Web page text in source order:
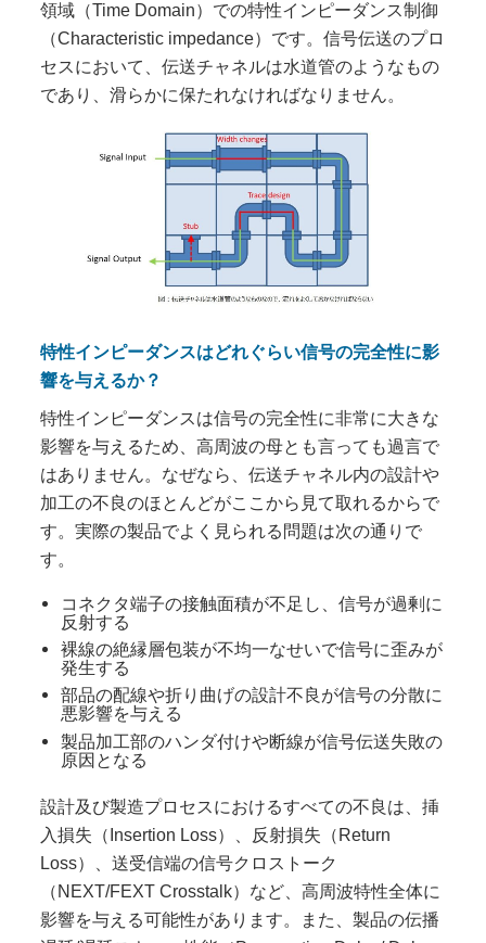
領域（Time Domain）での特性インピーダンス制御
（Characteristic impedance）です。信号伝送のプロ
セスにおいて、伝送チャネルは水道管のようなもの
であり、滑らかに保たれなければなりません。
特性インピーダンスはどれぐらい信号の完全性に影
響を与えるか？
特性インピーダンスは信号の完全性に非常に大きな
影響を与えるため、高周波の母とも言っても過言で
はありません。なぜなら、伝送チャネル内の設計や
加工の不良のほとんどがここから見て取れるからで
す。実際の製品でよく見られる問題は次の通りで
す。
コネクタ端子の接触面積が不足し、信号が過剰に
反射する
裸線の絶縁層包装が不均一なせいで信号に歪みが
発生する
部品の配線や折り曲げの設計不良が信号の分散に
悪影響を与える
製品加工部のハンダ付けや断線が信号伝送失敗の
原因となる
設計及び製造プロセスにおけるすべての不良は、挿
入損失（Insertion Loss）、反射損失（Return
Loss）、送受信端の信号クロストーク
（NEXT/FEXT Crosstalk）など、高周波特性全体に
影響を与える可能性があります。また、製品の伝播